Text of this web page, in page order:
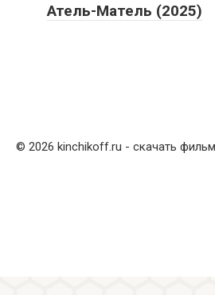
Атель-Матель (2025)
© 2026 kinchikoff.ru - скачать